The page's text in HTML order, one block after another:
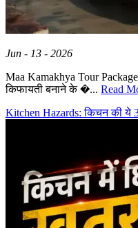
Jun - 13 - 2026
Maa Kamakhya Tour
किफायती बनाने के �... Read
Kitchen Hazards: किचन की ये